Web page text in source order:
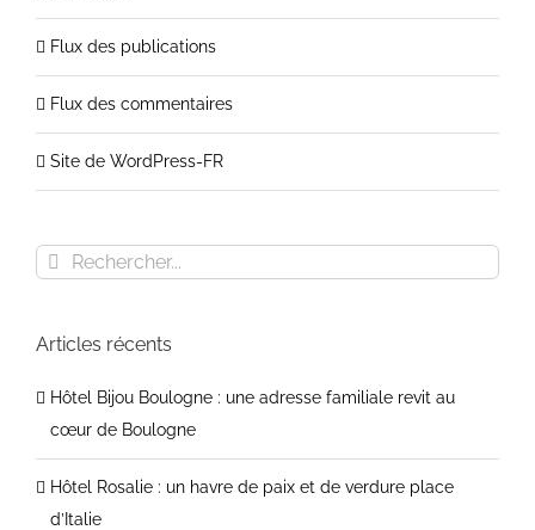
Flux des publications
Flux des commentaires
Site de WordPress-FR
Rechercher
Articles récents
Hôtel Bijou Boulogne : une adresse familiale revit au
cœur de Boulogne
Hôtel Rosalie : un havre de paix et de verdure place
d’Italie